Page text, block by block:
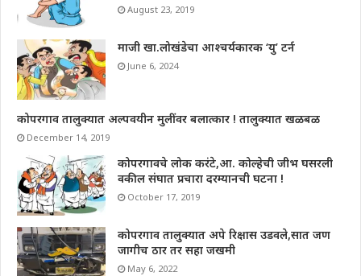
August 23, 2019
माजी खा.लोखंडेचा आश्चर्यकारक ‘यु’ टर्न
June 6, 2024
कोपरगाव तालुक्यात अल्पवयीन मुलींवर बलात्कार ! तालुक्यात खळबळ
December 14, 2019
कोपरगावचे लोक करंटे,आ. कोल्हेची जीभ घसरली
वकील संघात प्रचारा दरम्यानची घटना !
October 17, 2019
कोपरगाव तालुक्यात अपे रिक्षास उडवले,सात जण
जागीच ठार तर सहा जखमी
May 6, 2022